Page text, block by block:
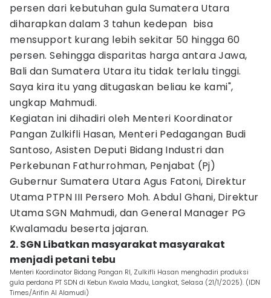
persen dari kebutuhan gula Sumatera Utara
diharapkan dalam 3 tahun kedepan bisa
mensupport kurang lebih sekitar 50 hingga 60
persen. Sehingga disparitas harga antara Jawa,
Bali dan Sumatera Utara itu tidak terlalu tinggi.
Saya kira itu yang ditugaskan beliau ke kami",
ungkap Mahmudi.
Kegiatan ini dihadiri oleh Menteri Koordinator
Pangan Zulkifli Hasan, Menteri Pedagangan Budi
Santoso, Asisten Deputi Bidang Industri dan
Perkebunan Fathurrohman, Penjabat (Pj)
Gubernur Sumatera Utara Agus Fatoni, Direktur
Utama PTPN III Persero Moh. Abdul Ghani, Direktur
Utama SGN Mahmudi, dan General Manager PG
Kwalamadu beserta jajaran.
2. SGN Libatkan masyarakat masyarakat
menjadi petani tebu
Menteri Koordinator Bidang Pangan RI, Zulkifli Hasan menghadiri produksi
gula perdana PT SDN di Kebun Kwala Madu, Langkat, Selasa (21/1/2025). (IDN
Times/Arifin Al Alamudi)